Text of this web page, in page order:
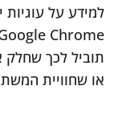
למידע על עוגיות
תוביל לכך שחלק
או שחוויית